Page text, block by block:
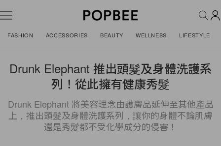
FASHION ACCESSORIES BEAUTY WELLNESS LIFESTYLE
Drunk Elephant 推出頭髮及身體洗護系
列！從此擁有健康秀髮
Drunk Elephant 將美容理念由護膚品延伸至其他產品
上，推出頭髮及身體洗護系列，讓你的身體不論肌膚
還是秀髮都不受化學成分的侵害！